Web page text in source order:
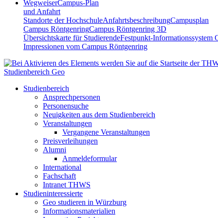
WegweiserCampus-Plan
und Anfahrt
Standorte der HochschuleAnfahrtsbeschreibungCampusplan
Campus RöntgenringCampus Röntgenring 3D
Übersichtskarte für StudierendeFestpunkt-Informationssystem
Impressionen vom Campus Röntgenring
Studienbereich Geo
Studienbereich
Ansprechpersonen
Personensuche
Neuigkeiten aus dem Studienbereich
Veranstaltungen
Vergangene Veranstaltungen
Preisverleihungen
Alumni
Anmeldeformular
International
Fachschaft
Intranet THWS
Studieninteressierte
Geo studieren in Würzburg
Informationsmaterialien